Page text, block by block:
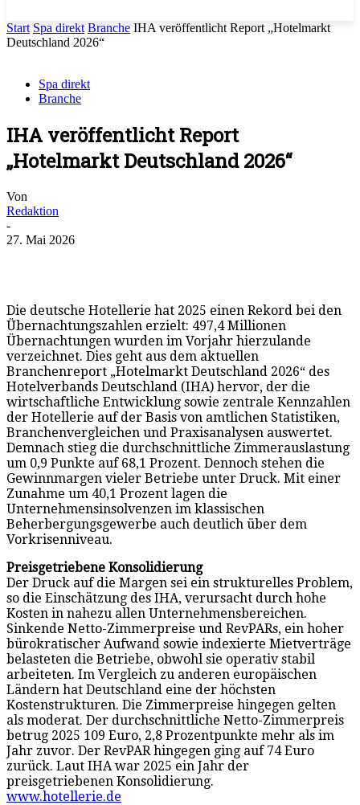
Start Spa direkt Branche IHA veröffentlicht Report „Hotelmarkt
Deutschland 2026“
Spa direkt
Branche
IHA veröffentlicht Report
„Hotelmarkt Deutschland 2026“
Von
Redaktion
-
27. Mai 2026
Die deutsche Hotellerie hat 2025 einen Rekord bei den
Übernachtungszahlen erzielt: 497,4 Millionen
Übernachtungen wurden im Vorjahr hierzulande
verzeichnet. Dies geht aus dem aktuellen
Branchenreport „Hotelmarkt Deutschland 2026“ des
Hotelverbands Deutschland (IHA) hervor, der die
wirtschaftliche Entwicklung sowie zentrale Kennzahlen
der Hotellerie auf der Basis von amtlichen Statistiken,
Branchenvergleichen und Praxisanalysen auswertet.
Demnach stieg die durchschnittliche Zimmerauslastung
um 0,9 Punkte auf 68,1 Prozent. Dennoch stehen die
Gewinnmargen vieler Betriebe unter Druck. Mit einer
Zunahme um 40,1 Prozent lagen die
Unternehmensinsolvenzen im klassischen
Beherbergungsgewerbe auch deutlich über dem
Vorkrisenniveau.
Preisgetriebene Konsolidierung
Der Druck auf die Margen sei ein strukturelles Problem,
so die Einschätzung des IHA, verursacht durch hohe
Kosten in nahezu allen Unternehmensbereichen.
Sinkende Netto-Zimmerpreise und RevPARs, ein hoher
bürokratischer Aufwand sowie indexierte Mietverträge
belasteten die Betriebe, obwohl sie operativ stabil
arbeiteten. Im Vergleich zu anderen europäischen
Ländern hat Deutschland eine der höchsten
Kostenstrukturen. Die Zimmerpreise hingegen gelten
als moderat. Der durchschnittliche Netto-Zimmerpreis
betrug 2025 109 Euro, 2,8 Prozentpunkte mehr als im
Jahr zuvor. Der RevPAR hingegen ging auf 74 Euro
zurück. Laut IHA war 2025 ein Jahr der
preisgetriebenen Konsolidierung.
www.hotellerie.de